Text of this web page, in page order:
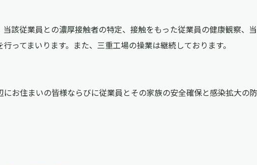
該従業員との濃厚接触者の特定、接触をもった従業員の健康観察、
ってまいります。また、三重工場の操業は継続しております。
お住まいの皆様ならびに従業員とその家族の安全確保と感染拡大の